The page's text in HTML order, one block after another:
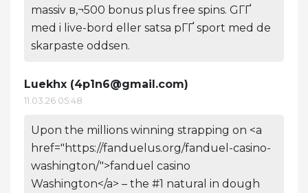
massiv в‚¬500 bonus plus free spins. GГҐ
med i live-bord eller satsa pГҐ sport med de
skarpaste oddsen.
Luekhx (4p1n6@gmail.com)
11.03.26 05:48
Upon the millions winning strapping on <a
href="https://fanduelus.org/fanduel-casino-
washington/">fanduel casino
Washington</a> – the #1 natural in dough